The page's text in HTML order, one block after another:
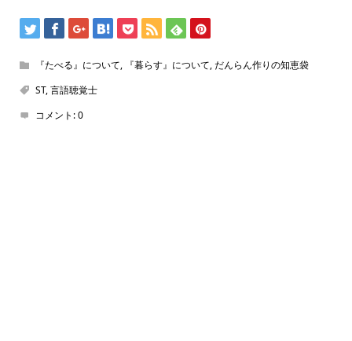
『たべる』について, 『暮らす』について,だんらん作りの知恵袋
ST,言語聴覚士
コメント:0